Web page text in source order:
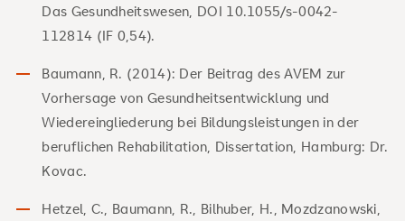
Das Gesundheitswesen, DOI 10.1055/s-0042-
112814 (IF 0,54).
Baumann, R. (2014): Der Beitrag des AVEM zur
Vorhersage von Gesundheitsentwicklung und
Wiedereingliederung bei Bildungsleistungen in der
beruflichen Rehabilitation, Dissertation, Hamburg: Dr.
Kovac.
Hetzel, C., Baumann, R., Bilhuber, H., Mozdzanowski,